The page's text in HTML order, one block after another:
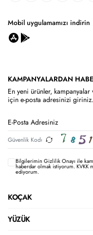
Mobil uygulamamızı indirin
KAMPANYALARDAN
En yeni ürünler, kampanyalar
için e-posta adresinizi giriniz.
Bilgilerimin Gizlilik Onayı ile
haberdar olmak istiyorum.KVKK
ediyorum.
KOÇAK
YÜZÜK